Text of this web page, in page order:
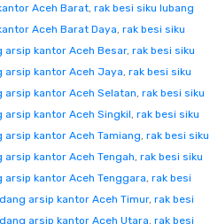
Aceh Barat, rak besi siku lubang
Aceh Barat Daya, rak besi siku
arsip kantor Aceh Besar, rak besi siku
arsip kantor Aceh Jaya, rak besi siku
arsip kantor Aceh Selatan, rak besi siku
arsip kantor Aceh Singkil, rak besi siku
kantor Aceh Tamiang, rak besi siku
kantor Aceh Tengah, rak besi siku
kantor Aceh Tenggara, rak besi
arsip kantor Aceh Timur, rak besi
arsip kantor Aceh Utara, rak besi